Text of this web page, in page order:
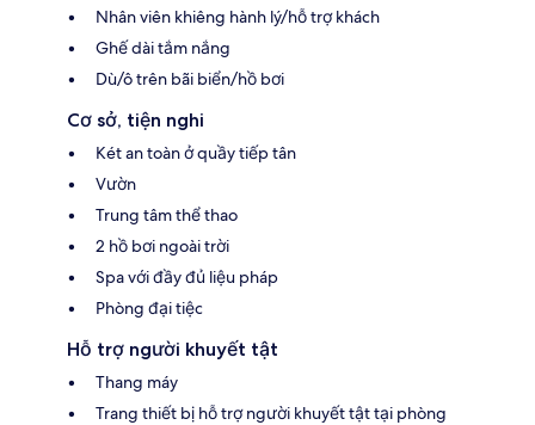
Nhân viên khiêng hành lý/hỗ trợ khách
Ghế dài tắm nắng
Dù/ô trên bãi biển/hồ bơi
Cơ sở, tiện nghi
Két an toàn ở quầy tiếp tân
Vườn
Trung tâm thể thao
2 hồ bơi ngoài trời
Spa với đầy đủ liệu pháp
Phòng đại tiệc
Hỗ trợ người khuyết tật
Thang máy
Trang thiết bị hỗ trợ người khuyết tật tại phòng